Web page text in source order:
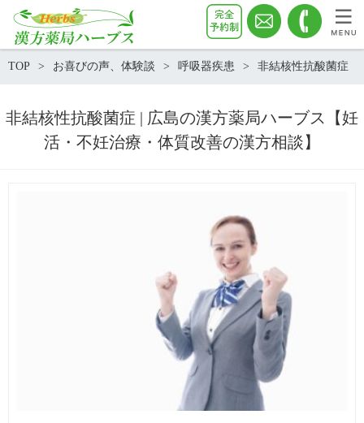
TOP お喜びの声、体験談 呼吸器疾患 非結核性抗酸菌症
非結核性抗酸菌症 | 広島の漢方薬局ハーブス【妊
活・不妊治療・体質改善の漢方相談】